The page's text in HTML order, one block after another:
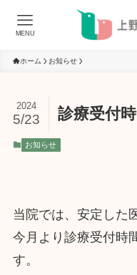
MENU
ホーム お知らせ
診療受付
2024
5/23
お知らせ
当院では、安定した
今月より診療受付時
す。